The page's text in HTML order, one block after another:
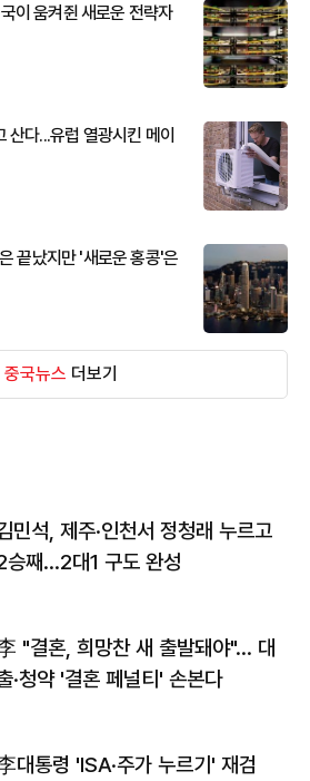
이 움켜쥔 새로운 전략자
산다...유럽 열광시킨 메이
끝났지만 '새로운 홍콩'은
중국뉴스 더보기
민석, 제주·인천서 정청래 누르고
승째…2대1 구도 완성
"결혼, 희망찬 새 출발돼야"… 대
·청약 '결혼 페널티' 손본다
대통령 'ISA·주가 누르기' 재검